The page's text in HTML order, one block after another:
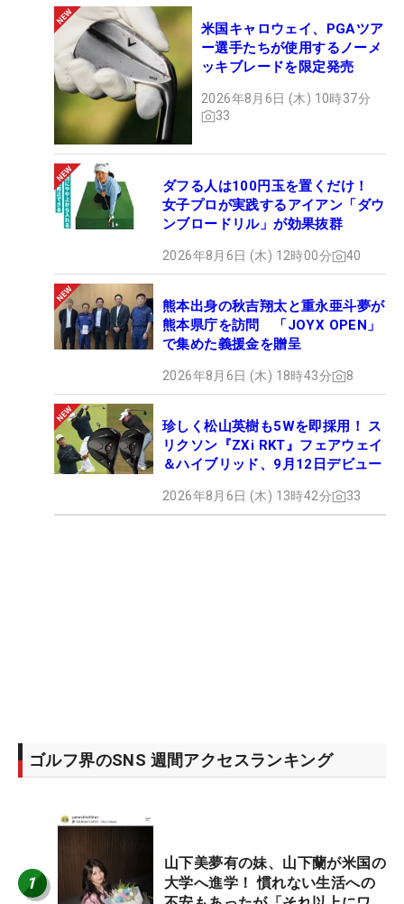
米国キャロウェイ、PGAツア
ー選手たちが使用するノーメ
ッキブレードを限定発売
2026年8月6日 (木) 10時37分
33
ダフる人は100円玉を置くだけ！
女子プロが実践するアイアン「ダウ
ンブロードリル」が効果抜群
2026年8月6日 (木) 12時00分 40
熊本出身の秋吉翔太と重永亜斗夢が
熊本県庁を訪問 「JOYX OPEN」
で集めた義援金を贈呈
2026年8月6日 (木) 18時43分 8
珍しく松山英樹も5Wを即採用！ ス
リクソン『ZXi RKT』フェアウェイ
＆ハイブリッド、9月12日デビュー
2026年8月6日 (木) 13時42分 33
ゴルフ界のSNS 週間アクセスランキング
1
山下美夢有の妹、山下蘭が米国の
大学へ進学！ 慣れない生活への